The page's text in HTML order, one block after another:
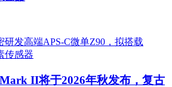
II将于2026年秋发布，复古